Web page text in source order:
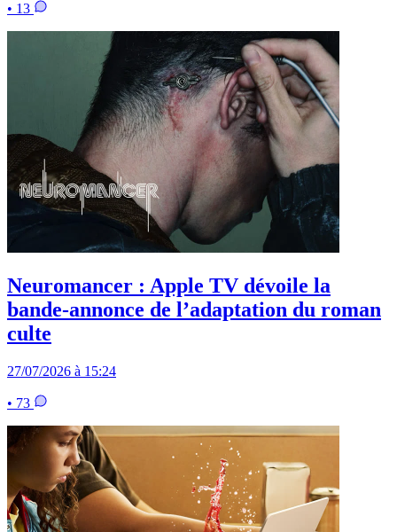
• 13
Neuromancer : Apple TV dévoile la
bande-annonce de l’adaptation du roman
culte
27/07/2026 à 15:24
• 73